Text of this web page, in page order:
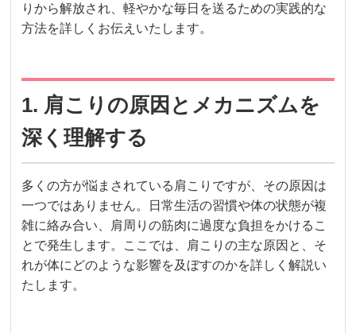
りから解放され、軽やかな毎日を送るための実践的な
方法を詳しくお伝えいたします。
1. 肩こりの原因とメカニズムを
深く理解する
多くの方が悩まされている肩こりですが、その原因は
一つではありません。日常生活の習慣や体の状態が複
雑に絡み合い、肩周りの筋肉に過度な負担をかけるこ
とで発生します。ここでは、肩こりの主な原因と、そ
れが体にどのような影響を及ぼすのかを詳しく解説い
たします。